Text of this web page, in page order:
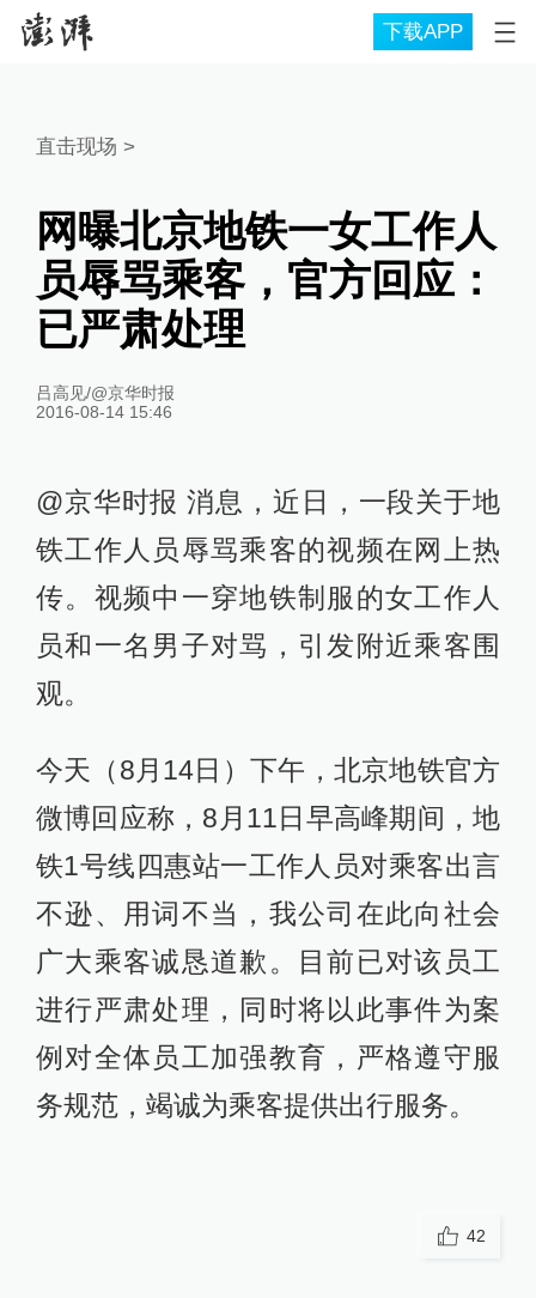
下载APP
直击现场 >
网曝北京地铁一女工作人
员辱骂乘客，官方回应：
已严肃处理
吕高见/@京华时报
2016-08-14 15:46
@京华时报 消息，近日，一段关于地
铁工作人员辱骂乘客的视频在网上热
传。视频中一穿地铁制服的女工作人
员和一名男子对骂，引发附近乘客围
观。
今天（8月14日）下午，北京地铁官方
微博回应称，8月11日早高峰期间，地
铁1号线四惠站一工作人员对乘客出言
不逊、用词不当，我公司在此向社会
广大乘客诚恳道歉。目前已对该员工
进行严肃处理，同时将以此事件为案
例对全体员工加强教育，严格遵守服
务规范，竭诚为乘客提供出行服务。
42